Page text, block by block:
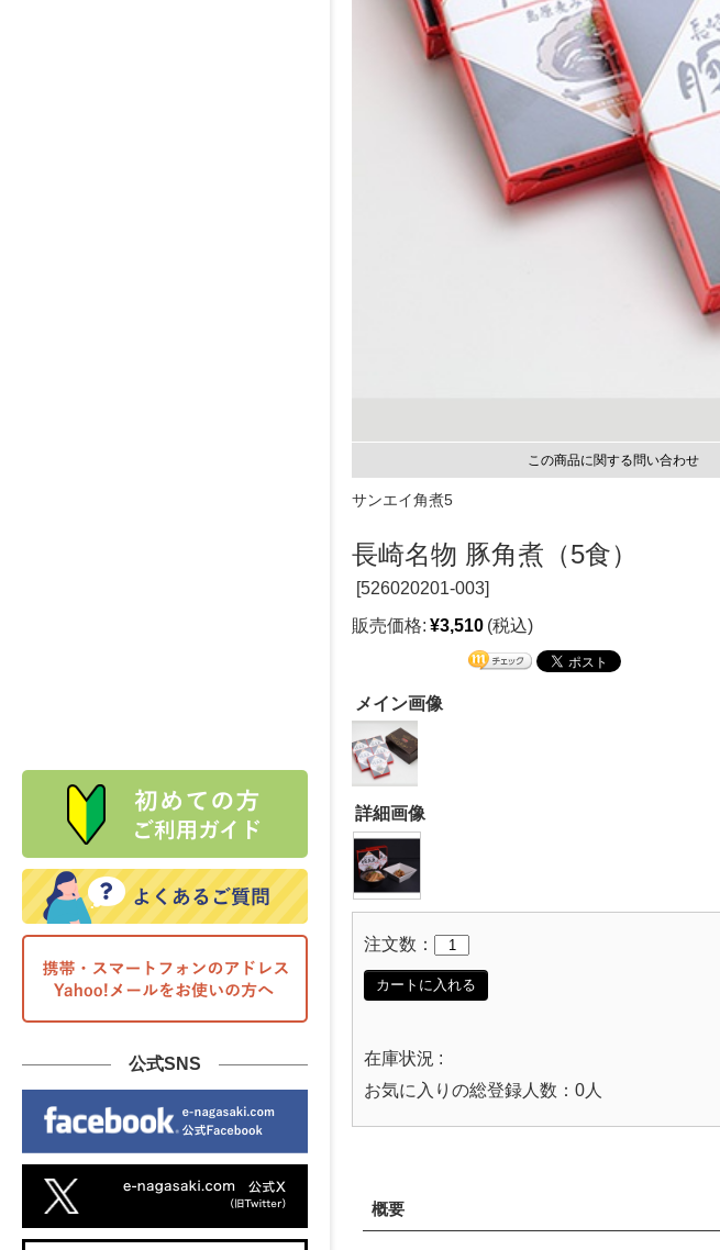
公式SNS
この商品に関する問い合わせ
サンエイ角煮5
長崎名物 豚角煮（5食）
[526020201-003]
販売価格: ¥3,510 (税込)
メイン画像
詳細画像
注文数：
カートに入れる
在庫状況 :
お気に入りの総登録人数：0人
概要